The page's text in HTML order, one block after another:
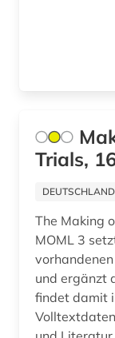
Trials,
The Making
MOML 3
und ergänzt
findet damit